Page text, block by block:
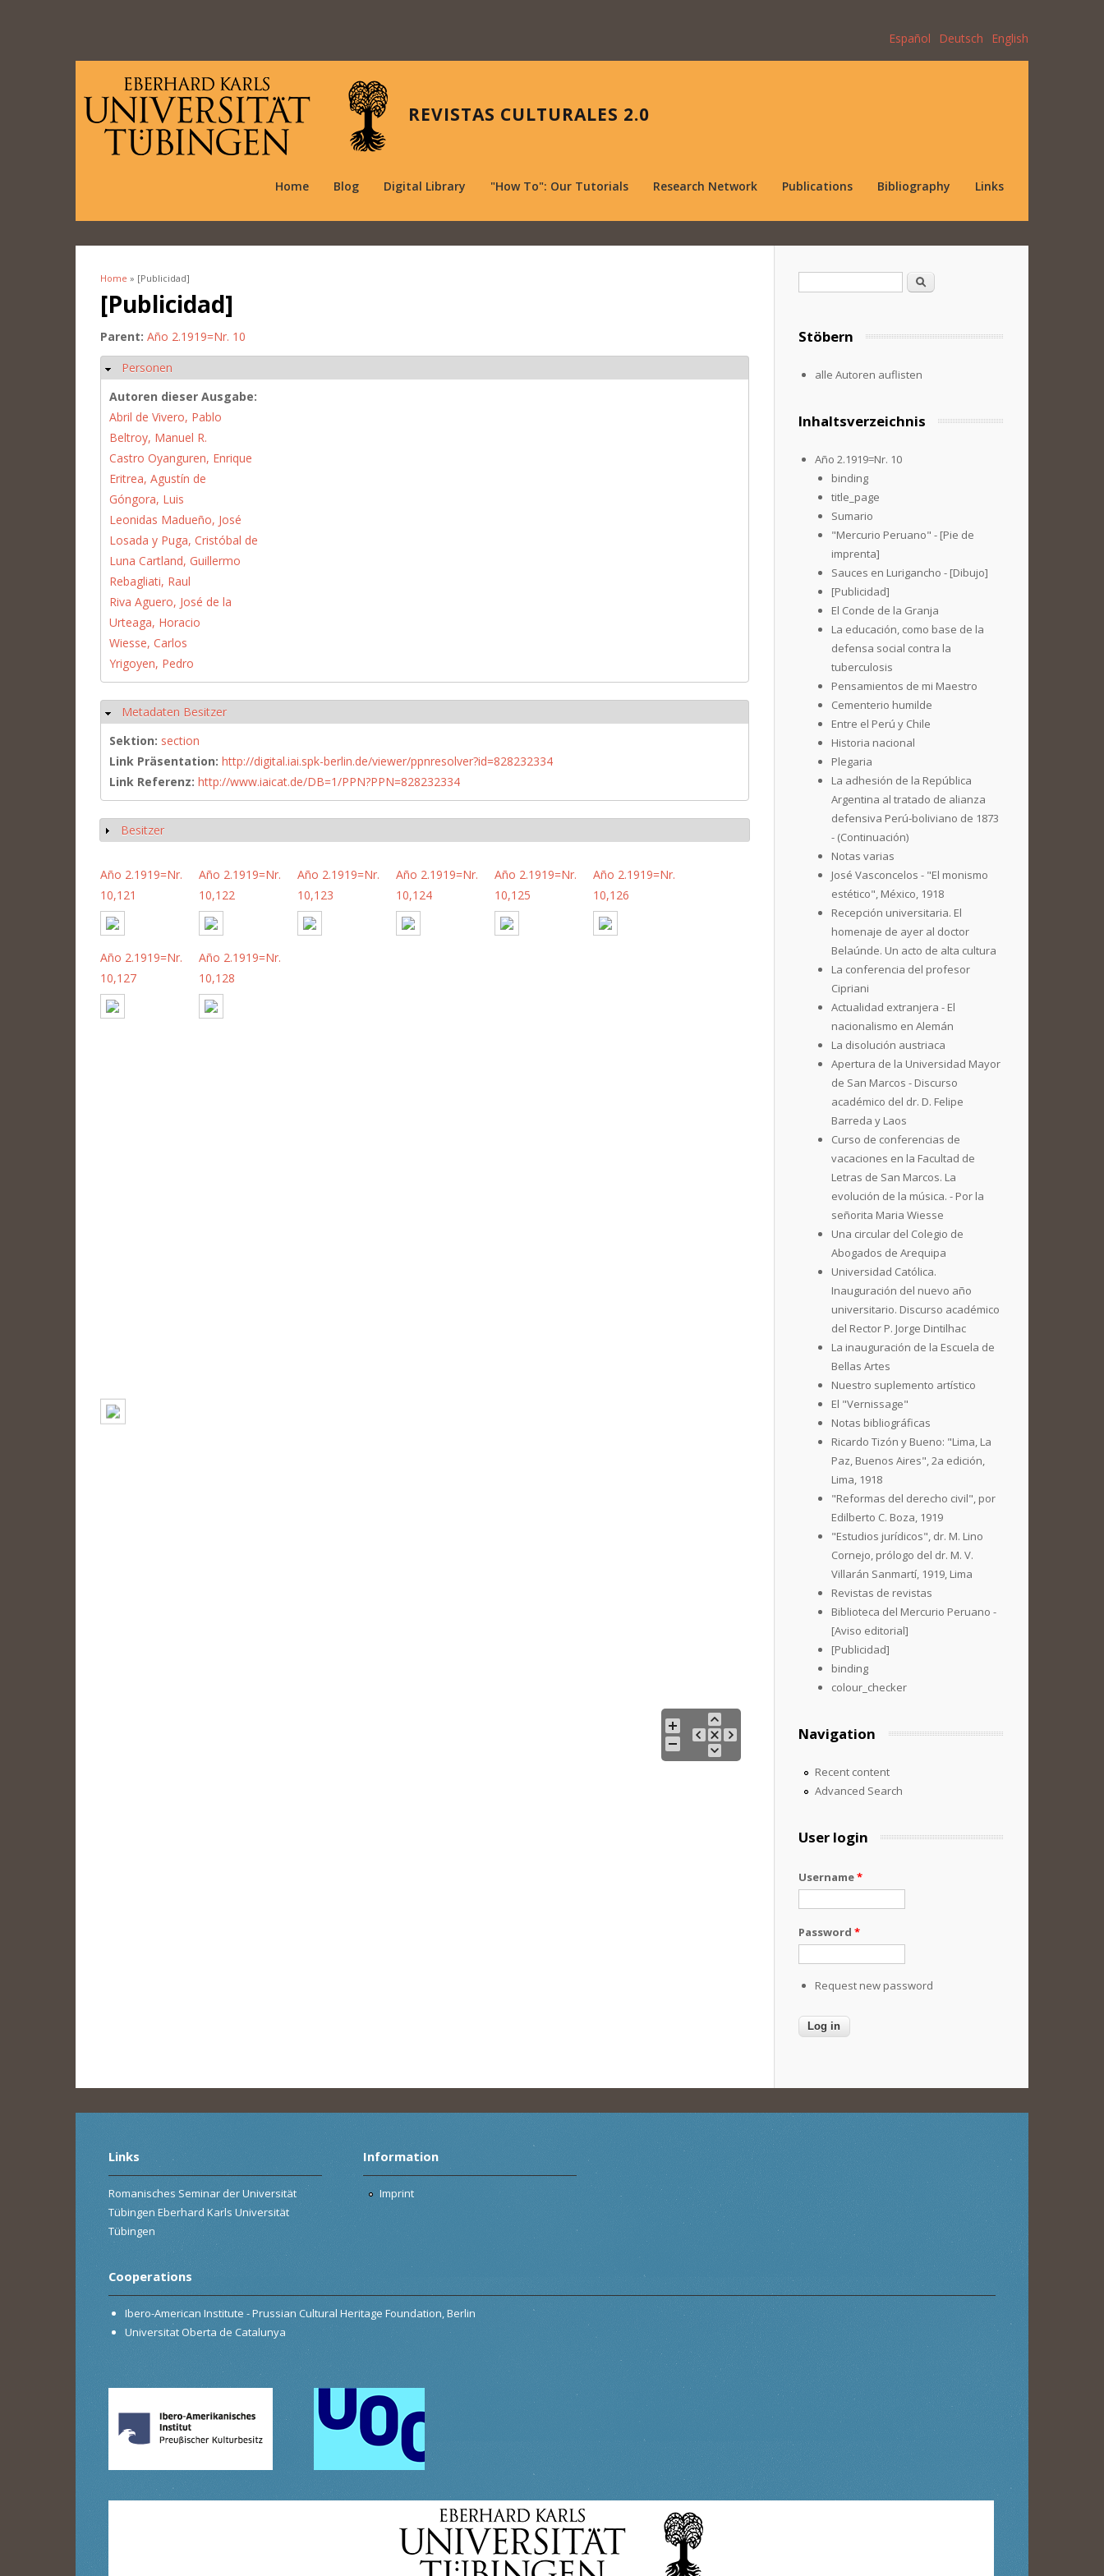
Español Deutsch English
REVISTAS CULTURALES 2.0
Home Blog Digital Library "How To": Our Tutorials Research Network Publications Bibliography Links
You are here
Home » [Publicidad]
[Publicidad]
Parent: Año 2.1919=Nr. 10
Hide
Personen
Autoren dieser Ausgabe:
Abril de Vivero, Pablo
Beltroy, Manuel R.
Castro Oyanguren, Enrique
Eritrea, Agustín de
Góngora, Luis
Leonidas Madueño, José
Losada y Puga, Cristóbal de
Luna Cartland, Guillermo
Rebagliati, Raul
Riva Aguero, José de la
Urteaga, Horacio
Wiesse, Carlos
Yrigoyen, Pedro
Hide
Metadaten Besitzer
Sektion: section
Link Präsentation: http://digital.iai.spk-berlin.de/viewer/ppnresolver?id=828232334
Link Referenz: http://www.iaicat.de/DB=1/PPN?PPN=828232334
Show
Besitzer
Año 2.1919=Nr.
10,121
Año 2.1919=Nr.
10,122
Año 2.1919=Nr.
10,123
Año 2.1919=Nr.
10,124
Año 2.1919=Nr.
10,125
Año 2.1919=Nr.
10,126
Año 2.1919=Nr.
10,127
Año 2.1919=Nr.
10,128
Search
Stöbern
alle Autoren auflisten
Inhaltsverzeichnis
Año 2.1919=Nr. 10
binding
title_page
Sumario
"Mercurio Peruano" - [Pie de
imprenta]
Sauces en Lurigancho - [Dibujo]
[Publicidad]
El Conde de la Granja
La educación, como base de la
defensa social contra la
tuberculosis
Pensamientos de mi Maestro
Cementerio humilde
Entre el Perú y Chile
Historia nacional
Plegaria
La adhesión de la República
Argentina al tratado de alianza
defensiva Perú-boliviano de 1873
- (Continuación)
Notas varias
José Vasconcelos - "El monismo
estético", México, 1918
Recepción universitaria. El
homenaje de ayer al doctor
Belaúnde. Un acto de alta cultura
La conferencia del profesor
Cipriani
Actualidad extranjera - El
nacionalismo en Alemán
La disolución austriaca
Apertura de la Universidad Mayor
de San Marcos - Discurso
académico del dr. D. Felipe
Barreda y Laos
Curso de conferencias de
vacaciones en la Facultad de
Letras de San Marcos. La
evolución de la música. - Por la
señorita Maria Wiesse
Una circular del Colegio de
Abogados de Arequipa
Universidad Católica.
Inauguración del nuevo año
universitario. Discurso académico
del Rector P. Jorge Dintilhac
La inauguración de la Escuela de
Bellas Artes
Nuestro suplemento artístico
El "Vernissage"
Notas bibliográficas
Ricardo Tizón y Bueno: "Lima, La
Paz, Buenos Aires", 2a edición,
Lima, 1918
"Reformas del derecho civil", por
Edilberto C. Boza, 1919
"Estudios jurídicos", dr. M. Lino
Cornejo, prólogo del dr. M. V.
Villarán Sanmartí, 1919, Lima
Revistas de revistas
Biblioteca del Mercurio Peruano -
[Aviso editorial]
[Publicidad]
binding
colour_checker
Navigation
Recent content
Advanced Search
User login
Username*
Password *
Request new password
Links
Romanisches Seminar der Universität
Tübingen Eberhard Karls Universität
Tübingen
Information
Imprint
Cooperations
Ibero-American Institute - Prussian Cultural Heritage Foundation, Berlin
Universitat Oberta de Catalunya